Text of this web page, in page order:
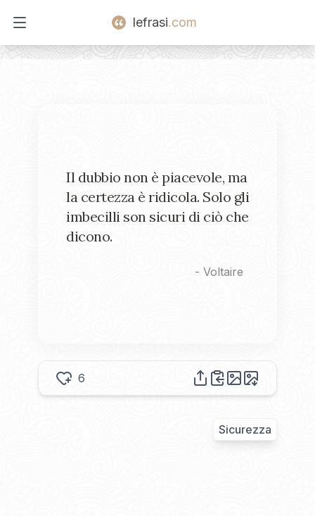
Open main menu
lefrasi.com
Il dubbio non è piacevole, ma
la certezza è ridicola. Solo gli
imbecilli son sicuri di ciò che
dicono.
- Voltaire
6
Sicurezza